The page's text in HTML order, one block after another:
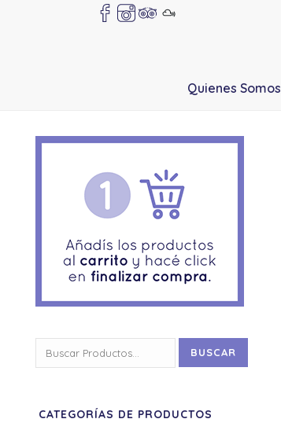
Quienes Somos
por:
BUSCAR
CATEGORÍAS DE PRODUCTOS